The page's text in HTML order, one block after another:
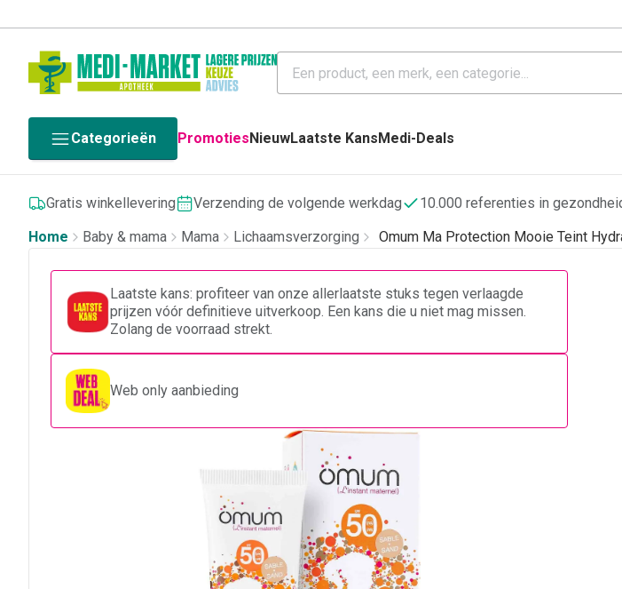
Categorieën PromotiesNieuwLaatste KansMedi-Deals
Gratis winkellevering Verzending de volgende werkdag 10.000 referenties in
Home
Baby & mama Mama Lichaamsverzorging Omum Ma Protection Mooie Teint
Laatste kans: profiteer van onze allerlaatste stuks tegen verlaagde
prijzen vóór definitieve uitverkoop. Een kans die u niet mag missen.
Zolang de voorraad strekt.
Web only aanbieding